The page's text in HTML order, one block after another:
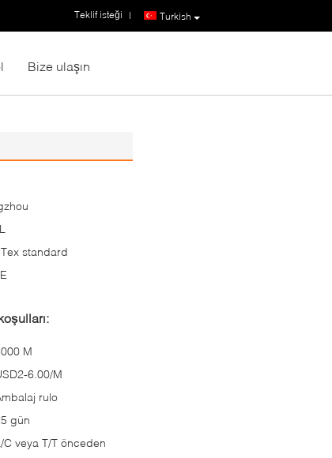
Turkish
Teklif isteği |
Bize ulaşın
standard
M
6.00/M
rulo
gün
C veya T/T önceden